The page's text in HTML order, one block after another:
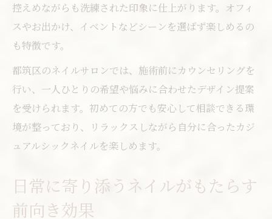
控えめながらも洗練された印象に仕上がります。オフィ
スやお出かけ、イベントなどシーンを選ばず楽しめるの
も特徴です。
都筑区のネイルサロンでは、施術前にカウンセリングを
行い、一人ひとりの希望や悩みに合わせたデザイン提案
を受けられます。初めての方でも安心して相談できる環
境が整っており、リラックスしながら自分に合ったカジ
ュアルシックネイルを楽しめます。
日常に寄り添うネイルがもたらす
前向き効果